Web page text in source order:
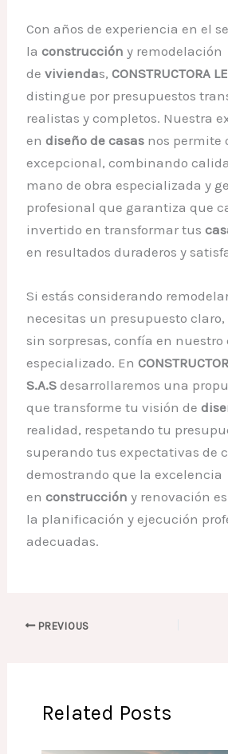
Con años de experiencia en el
laconstrucción y remodelación
deviviendas,CONSTRUCTORA
distingue por presupuestos
realistas y completos. Nuestra
endiseño de casas nos permite
excepcional, combinando
mano de obra especializada y
profesional que garantiza que
invertido en transformar tus
en resultados duraderos y
Si estás considerando
necesitas un presupuesto
sin sorpresas, confía en nuestro
especializado. En
S.A.S desarrollaremos una
que transforme tu visión de
realidad, respetando tu
superando tus expectativas de
demostrando que la excelencia
enconstrucción y renovación
la planificación y ejecución
adecuadas.
PREVIOUS
Related Posts